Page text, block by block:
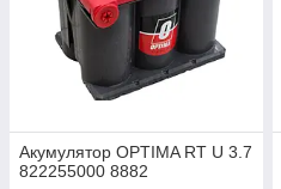
Акумулятор OPTIMA RT U 3.7
822255000 8882